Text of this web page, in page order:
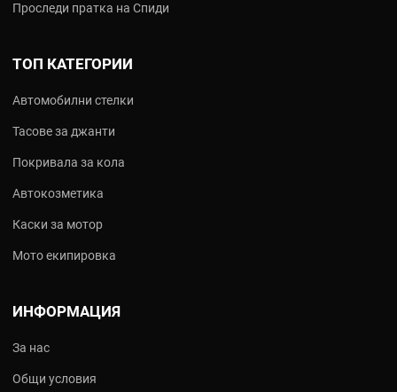
Проследи пратка на Спиди
ТОП КАТЕГОРИИ
Автомобилни стелки
Тасове за джанти
Покривала за кола
Автокозметика
Каски за мотор
Мото екипировка
ИНФОРМАЦИЯ
За нас
Общи условия